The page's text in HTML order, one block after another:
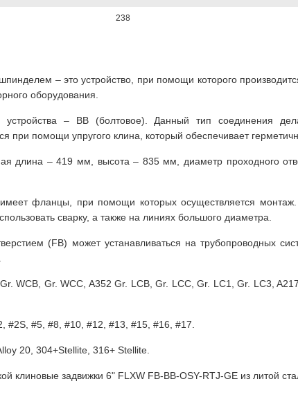
238
– это устройство, при помощи которого
оборудования.
устройства – BB (болтовое). Данный тип соединения
при помощи упругого клина, который обеспечивает
длина – 419 мм, высота – 835 мм, диаметр проходного
фланцы, при помощи которых осуществляется
сварку, а также на линиях большого диаметра.
(FB) может устанавливаться на трубопроводных
WCB, Gr. WCC, A352 Gr. LCB, Gr. LCC, Gr. LC1, Gr. LC3,
#2S, #5, #8, #10, #12, #13, #15, #16, #17.
20, 304+Stellite, 316+ Stellite.
клиновые задвижки 6" FLXW FB-BB-OSY-RTJ-GE из литой